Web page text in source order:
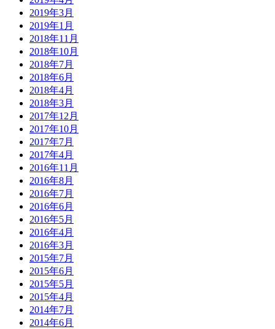
2019年3月
2019年1月
2018年11月
2018年10月
2018年7月
2018年6月
2018年4月
2018年3月
2017年12月
2017年10月
2017年7月
2017年4月
2016年11月
2016年8月
2016年7月
2016年6月
2016年5月
2016年4月
2016年3月
2015年7月
2015年6月
2015年5月
2015年4月
2014年7月
2014年6月